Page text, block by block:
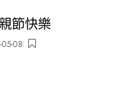
節快樂
08